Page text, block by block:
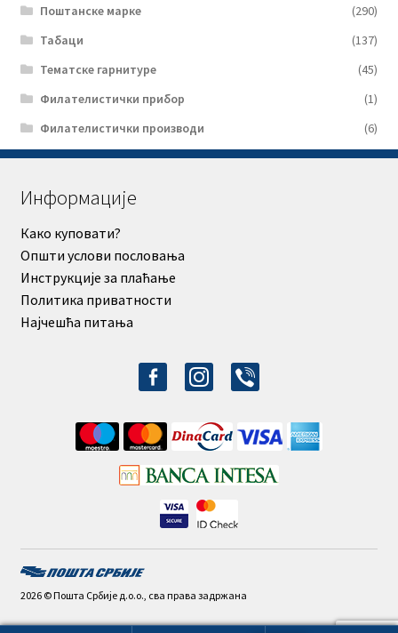
Поштанске марке
(290)
Табаци
(137)
Тематске гарнитуре
(45)
Филателистички прибор
(1)
Филателистички производи
(6)
Информације
Како куповати?
Општи услови пословања
Инструкције за плаћање
Политика приватности
Најчешћа питања
facebook-
alt
instagram
viber
2026 © Пошта Србије д.о.о., сва права задржана